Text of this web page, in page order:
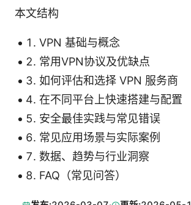
本文结构
VPN 基础与概念
常用VPN协议及优缺点
如何评估和选择 VPN 服务商
在不同平台上快速搭建与配置
安全最佳实践与常见错误
常见应用场景与实际案例
数据、趋势与行业洞察
FAQ（常见问答）